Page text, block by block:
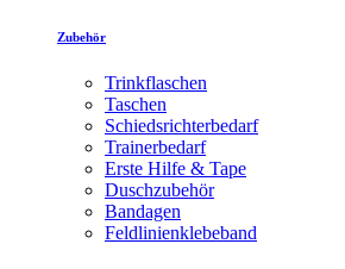
Zubehör
Trinkflaschen
Taschen
Schiedsrichterbedarf
Trainerbedarf
Erste Hilfe & Tape
Duschzubehör
Bandagen
Feldlinienklebeband